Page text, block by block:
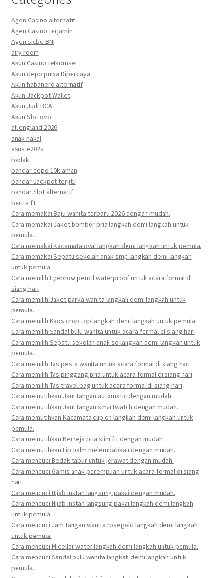
Agen Casino alternatif
Agen Casino terjamin
Agen sicbo BNI
airy room
Akun Casino telkomsel
Akun depo pulsa Dipercaya
Akun habanero alternatif
Akun Jackpot Wallet
Akun Judi BCA
Akun Slot ovo
all england 2026
anak nakal
asus e202s
badak
bandar depo 10k aman
bandar Jackpot terjitu
bandar Slot alternatif
berita f1
Cara memakai Baju wanita terbaru 2026 dengan mudah.
Cara memakai Jaket bomber pria langkah demi langkah untuk
pemula.
Cara memakai Kacamata oval langkah demi langkah untuk pemula.
Cara memakai Sepatu sekolah anak smp langkah demi langkah
untuk pemula.
Cara memilih Eyebrow pencil waterproof untuk acara formal di
siang hari
Cara memilih Jaket parka wanita langkah demi langkah untuk
pemula.
Cara memilih Kaos crop top langkah demi langkah untuk pemula.
Cara memilih Sandal bulu wanita untuk acara formal di siang hari
Cara memilih Sepatu sekolah anak sd langkah demi langkah untuk
pemula.
Cara memilih Tas pesta wanita untuk acara formal di siang hari
Cara memilih Tas pinggang pria untuk acara formal di siang hari
Cara memilih Tas travel bag untuk acara formal di siang hari
Cara memutihkan Jam tangan automatic dengan mudah.
Cara memutihkan Jam tangan smartwatch dengan mudah.
Cara memutihkan Kacamata clip on langkah demi langkah untuk
pemula.
Cara memutihkan Kemeja pria slim fit dengan mudah.
Cara memutihkan Lip balm melembabkan dengan mudah.
Cara mencuci Bedak tabur untuk jerawat dengan mudah.
Cara mencuci Gamis anak perempuan untuk acara formal di siang
hari
Cara mencuci Hijab instan langsung pakai dengan mudah.
Cara mencuci Hijab instan langsung pakai langkah demi langkah
untuk pemula.
Cara mencuci Jam tangan wanita rosegold langkah demi langkah
untuk pemula.
Cara mencuci Micellar water langkah demi langkah untuk pemula.
Cara mencuci Sandal bulu wanita langkah demi langkah untuk
pemula.